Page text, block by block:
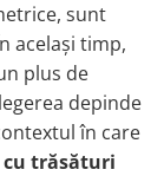
sunt
același timp,
plus de
depinde
în care
cu trăsături